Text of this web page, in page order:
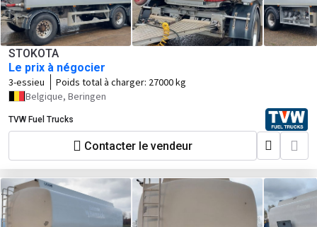
STOKOTA
Le prix à négocier
3-essieu Poids total à charger: 27000 kg
Belgique, Beringen
TVW Fuel Trucks
Contacter le vendeur